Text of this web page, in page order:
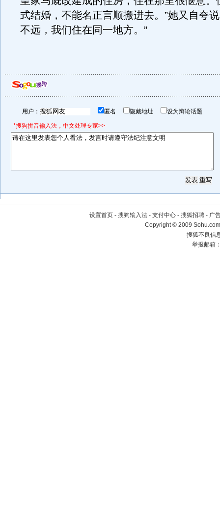
式结婚，不能名正言顺搬进去。”她又自夸
不远，我们住在同一地方。”
用户： 匿名 隐藏地址 设为辩论话题
*搜狗拼音输入法，中文处理专家>>
设置首页 - 搜狗输入法 - 支付中心 - 搜狐招聘 - 广
Copyright © 2009
搜狐不良信
举报邮箱